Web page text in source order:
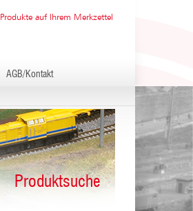
auf Ihrem Merkzettel
AGB/Kontakt
Produktsuche